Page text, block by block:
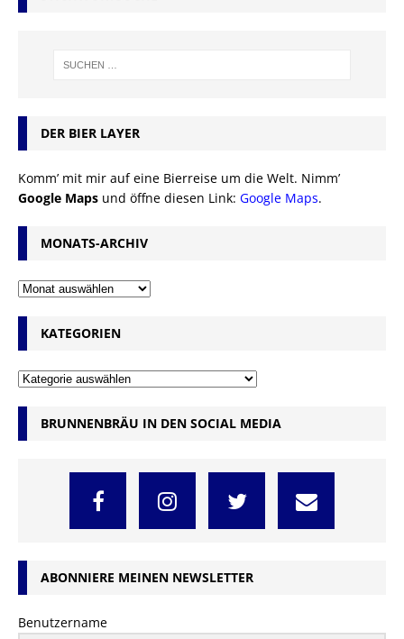
DER BIER LAYER
Komm’ mit mir auf eine Bierreise um die Welt. Nimm’
Google Maps und öffne diesen Link: Google Maps.
MONATS-ARCHIV
KATEGORIEN
BRUNNENBRÄU IN DEN SOCIAL MEDIA
ABONNIERE MEINEN NEWSLETTER
Benutzername